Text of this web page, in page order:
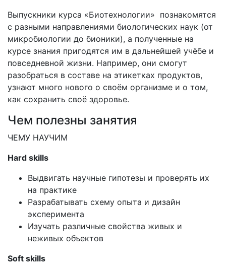
Выпускники курса «Биотехнологии» познакомятся
с разными направлениями биологических наук (от
микробиологии до бионики), а полученные на
курсе знания пригодятся им в дальнейшей учёбе и
повседневной жизни. Например, они смогут
разобраться в составе на этикетках продуктов,
узнают много нового о своём организме и о том,
как сохранить своё здоровье.
Чем полезны занятия
ЧЕМУ НАУЧИМ
Hard skills
Выдвигать научные гипотезы и проверять их
на практике
Разрабатывать схему опыта и дизайн
эксперимента
Изучать различные свойства живых и
неживых объектов
Soft skills